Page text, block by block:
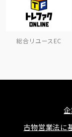
総合リユースEC
古物営業法に